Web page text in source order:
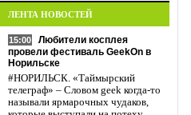
ЛЕНТА НОВОСТЕЙ
15:00
Любители косплея
провели фестиваль GeekOn в
Норильске
#НОРИЛЬСК. «Таймырский
телеграф» – Словом geek когда-то
называли ярмарочных чудаков,